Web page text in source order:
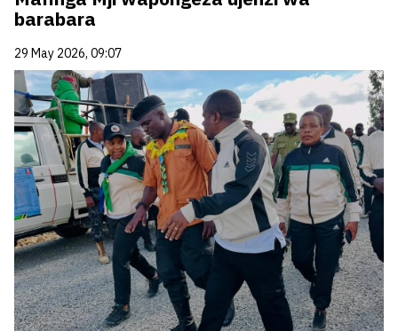
barabara
29 May 2026, 09:07